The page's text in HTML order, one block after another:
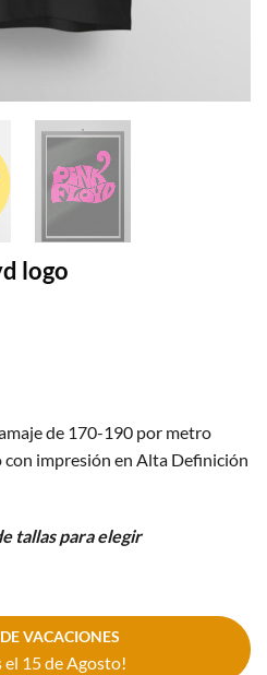
logo
de 170-190 por metro
impresión en Alta Definición
tallas para elegir
VACACIONES
el 15 de Agosto!